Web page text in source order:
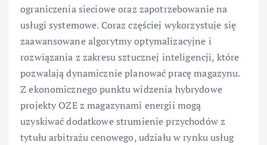
ograniczenia sieciowe oraz zapotrzebowanie na
usługi systemowe. Coraz częściej wykorzystuje się
zaawansowane algorytmy optymalizacyjne i
rozwiązania z zakresu sztucznej inteligencji, które
pozwalają dynamicznie planować pracę magazynu.
Z ekonomicznego punktu widzenia hybrydowe
projekty OZE z magazynami energii mogą
uzyskiwać dodatkowe strumienie przychodów z
tytułu arbitrażu cenowego, udziału w rynku usług